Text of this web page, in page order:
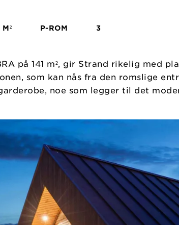
P-ROM 3
på 141 m², gir Strand rikelig med
som kan nås fra den romslige
noe som legger til det